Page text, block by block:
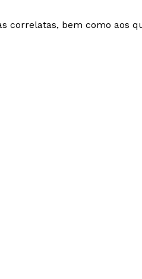
correlatas, bem como aos